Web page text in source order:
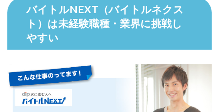
バイトルNEXT（バイトルネクス
ト）は未経験職種・業界に挑戦し
やすい